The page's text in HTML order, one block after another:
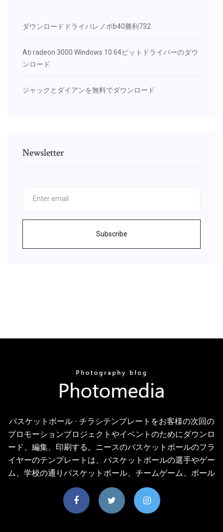
ダウンロードドライバレノボb40勝利732
Ati radeon 3000 Windows 10 64ビットドライバーのダウ
ンロード
ジャックとダイアンを無料でダウンロード
Newsletter
Subscribe
バスケットボール - チラシテンプレートをお客様の次回の
プロモーションプロジェクトやイベントのためにダウンロ
ード、編集、印刷する。ニースのバスケットボールのフラ
イヤーのテンプレートは、バスケットボールの選手やゲー
ム、学校の通りバスケットボール、チームゲーム、ボール